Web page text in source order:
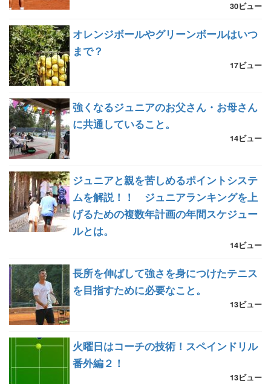
30ビュー
オレンジボールやグリーンボールはいつ
まで？
17ビュー
強くなるジュニアのお父さん・お母さん
に共通していること。
14ビュー
ジュニアと親を苦しめるポイントシステ
ムを解説！！ ジュニアランキングを上
げるための複数年計画の年間スケジュー
ルとは。
14ビュー
長所を伸ばして強さを身につけたテニス
を目指すために必要なこと。
13ビュー
火曜日はコーチの技術！スペインドリル
番外編２！
13ビュー